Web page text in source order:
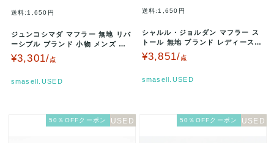
送料:1,650円
ジュンコシマダ マフラー 無地 リバ
ーシブル ブランド 小物 メンズ レ
ディース グレー ブラック …
¥3,301/点
smasell.USED
送料:1,650円
シャルル・ジョルダン マフラー ス
トール 無地 ブランド レディース
イエロー CHARLES JO…
¥3,851/点
smasell.USED
50％OFFクーポン 50％OFFクーポン